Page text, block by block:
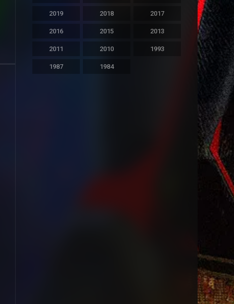
2019 2018 2017
2016 2015 2013
2011 2010 1993
1987 1984